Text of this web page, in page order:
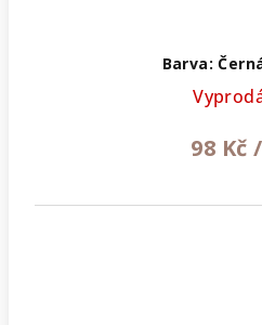
Barva:
98 Kč